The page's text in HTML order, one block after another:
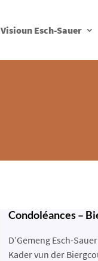
Visioun Esch-Sauer
Condoléances –
D’Gemeng Esch-
Kader vun der